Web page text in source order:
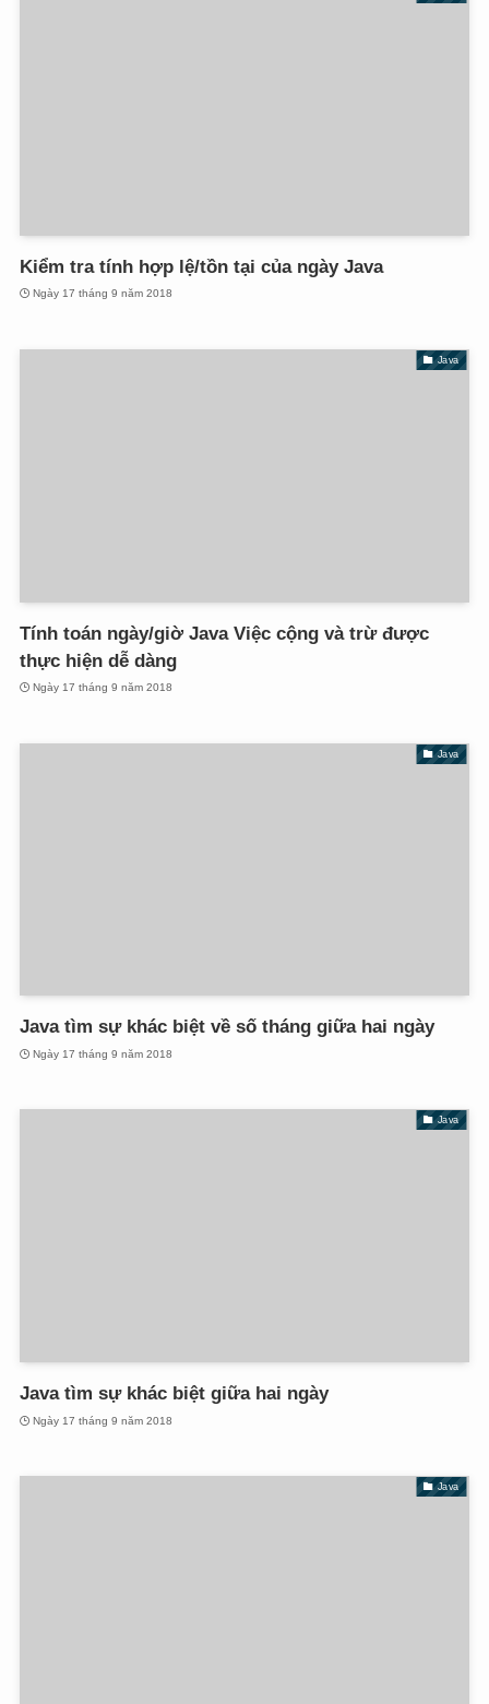
Kiểm tra tính hợp lệ/tồn tại của ngày Java
Ngày 17 tháng 9 năm 2018
Java
Tính toán ngày/giờ Java Việc cộng và trừ được
thực hiện dễ dàng
Ngày 17 tháng 9 năm 2018
Java
Java tìm sự khác biệt về số tháng giữa hai ngày
Ngày 17 tháng 9 năm 2018
Java
Java tìm sự khác biệt giữa hai ngày
Ngày 17 tháng 9 năm 2018
Java